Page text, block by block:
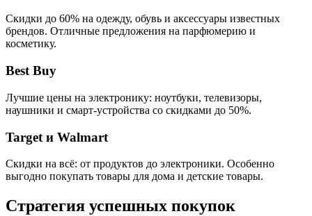
Скидки до 60% на одежду, обувь и аксессуары известных
брендов. Отличные предложения на парфюмерию и
косметику.
Best Buy
Лучшие цены на электронику: ноутбуки, телевизоры,
наушники и смарт-устройства со скидками до 50%.
Target и Walmart
Скидки на всё: от продуктов до электроники. Особенно
выгодно покупать товары для дома и детские товары.
Стратегия успешных покупок